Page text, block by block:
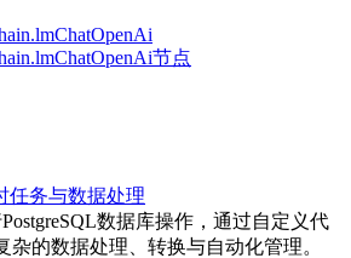
节点
任务与数据处理
数据库操作，通过自定义代
杂的数据处理、转换与自动化管理。